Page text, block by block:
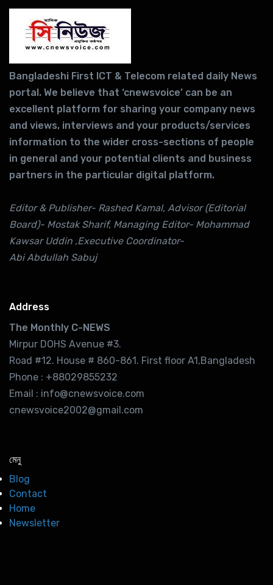
Bangladeshi First ICT & Telecom related daily News
portal. We believe that ‘cnewsvoice’ can be an
excellent platform for sharing your company news
and views, interviews and your products/services
information to the wider cross-sections of people
in general and your potential clients and business
partners in the particular digital platform.
Editor & Publisher- Rashed Kamal, Advisor (Editorial
Board)- Mostak Sharif, Managing Editor- Mohammad
Kawsar Uddin ,Executive Coordinator-
Abi Abdullah Sabuj
Address
The Monthly C-NEWS
Mirpur DOHS Avenue #3.
Road #12. House # 860-861. First floor A1,Bangladesh
Phone : +88029855232
Email : info@cnewsvoice.com
cnewsvoice2002@gmail.com
মেনু
Blog
Contact
Home
Newsletter